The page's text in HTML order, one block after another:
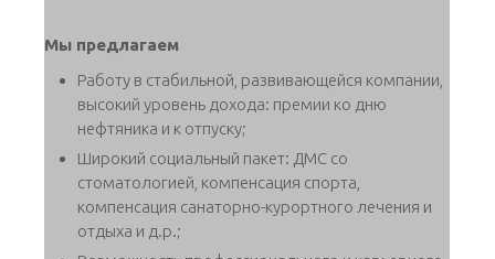
Мы предлагаем
Работу в стабильной, развивающейся компании,
высокий уровень дохода: премии ко дню
нефтяника и к отпуску;
Широкий социальный пакет: ДМС со
стоматологией, компенсация спорта,
компенсация санаторно-курортного лечения и
отдыха и д.р.;